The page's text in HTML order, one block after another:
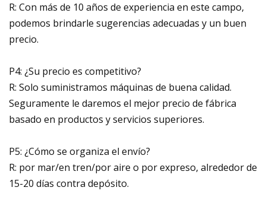
R: Con más de 10 años de experiencia en este campo,
podemos brindarle sugerencias adecuadas y un buen
precio.
P4: ¿Su precio es competitivo?
R: Solo suministramos máquinas de buena calidad.
Seguramente le daremos el mejor precio de fábrica
basado en productos y servicios superiores.
P5: ¿Cómo se organiza el envío?
R: por mar/en tren/por aire o por expreso, alrededor de
15-20 días contra depósito.